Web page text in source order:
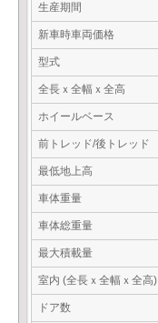
生産期間
新車時車両価格
型式
全長ｘ全幅ｘ全高
ホイールベース
前トレッド/後トレッド
最低地上高
車体重量
車体総重量
最大積載量
室内 (全長ｘ全幅ｘ全高)
ドア数